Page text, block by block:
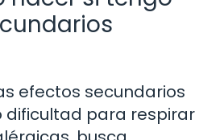
efectos secundarios
dificultad para respirar